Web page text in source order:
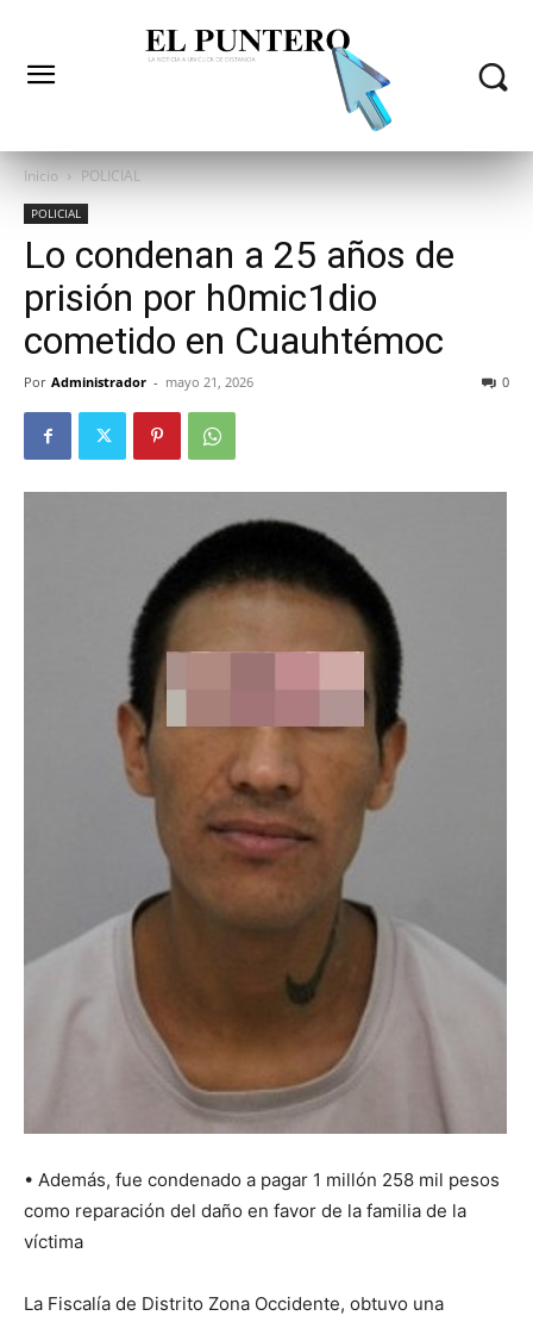
Inicio POLICIAL
POLICIAL
Lo condenan a 25 años de
prisión por h0mic1dio
cometido en Cuauhtémoc
Por Administrador - mayo 21, 2026 0
• Además, fue condenado a pagar 1 millón 258 mil pesos
como reparación del daño en favor de la familia de la
víctima
La Fiscalía de Distrito Zona Occidente, obtuvo una